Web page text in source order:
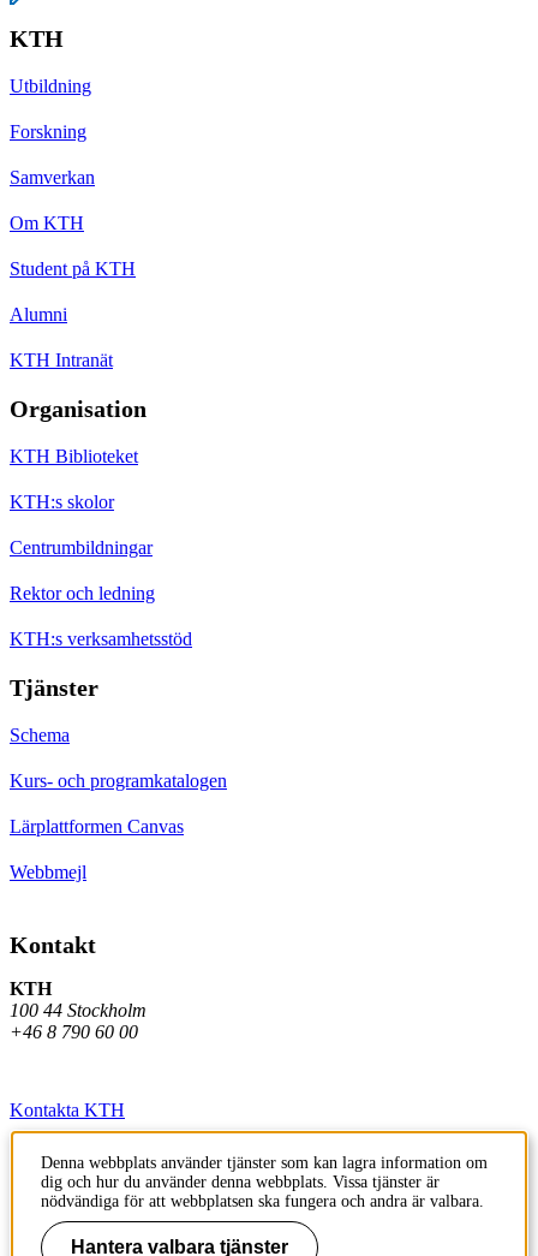
KTH
Utbildning
Forskning
Samverkan
Om KTH
Student på KTH
Alumni
KTH Intranät
Organisation
KTH Biblioteket
KTH:s skolor
Centrumbildningar
Rektor och ledning
KTH:s verksamhetsstöd
Tjänster
Schema
Kurs- och programkatalogen
Lärplattformen Canvas
Webbmejl
Kontakt
KTH
100 44 Stockholm
+46 8 790 60 00
Kontakta KTH
Jobba på KTH
Press och media
Faktura och betalning KTH
Denna webbplats använder tjänster som kan lagra information om
dig och hur du använder denna webbplats. Vissa tjänster är
nödvändiga för att webbplatsen ska fungera och andra är valbara.
Hantera valbara tjänster